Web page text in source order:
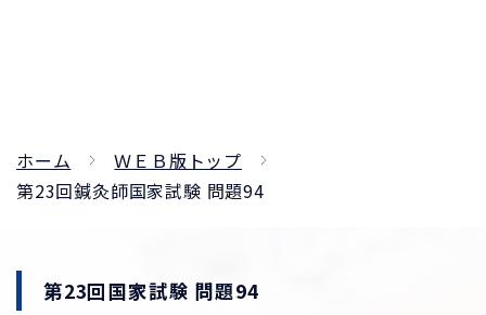
ホーム
ＷＥＢ版トップ
第23回鍼灸師国家試験 問題94
第23回国家試験 問題94